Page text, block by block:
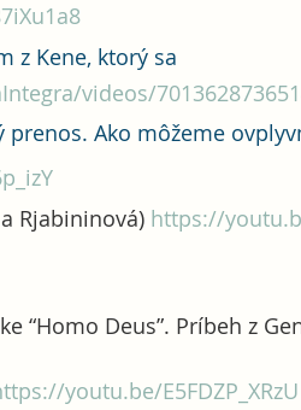
z Kene, ktorý sa
videos/
prenos. Ako môžeme
Rjabininová) https://
“Homo Deus”. Príbeh z
youtu.be/E5FDZP_XRzU